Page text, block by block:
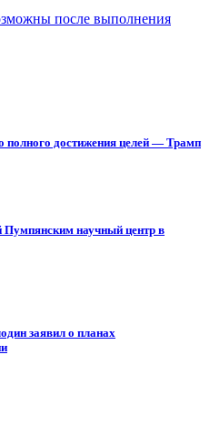
после выполнения
достижения целей — Трамп
научный центр в
заявил о планах